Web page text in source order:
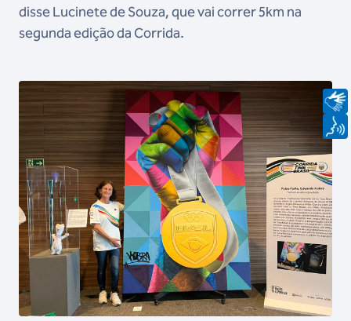
disse Lucinete de Souza, que vai correr 5km na
segunda edição da Corrida.